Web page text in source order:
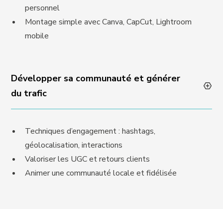
personnel
Montage simple avec Canva, CapCut, Lightroom
mobile
Développer sa communauté et générer
du trafic
Techniques d’engagement : hashtags,
géolocalisation, interactions
Valoriser les UGC et retours clients
Animer une communauté locale et fidélisée